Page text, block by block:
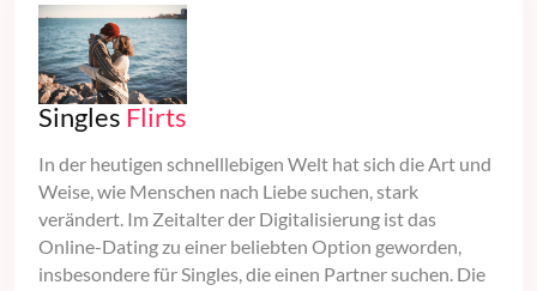
Singles Flirts
In der heutigen schnelllebigen Welt hat sich die Art und
Weise, wie Menschen nach Liebe suchen, stark
verändert. Im Zeitalter der Digitalisierung ist das
Online-Dating zu einer beliebten Option geworden,
insbesondere für Singles, die einen Partner suchen. Die